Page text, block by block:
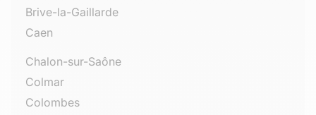
Brive-la-Gaillarde
Caen
Chalon-sur-Saône
Colmar
Colombes